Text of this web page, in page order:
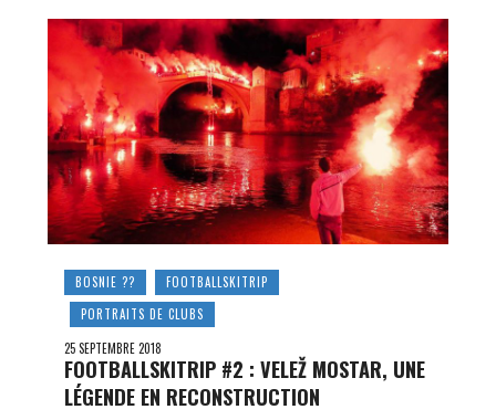
BOSNIE ??
FOOTBALLSKITRIP
PORTRAITS DE CLUBS
25 SEPTEMBRE 2018
FOOTBALLSKITRIP #2 : VELEŽ MOSTAR, UNE
LÉGENDE EN RECONSTRUCTION